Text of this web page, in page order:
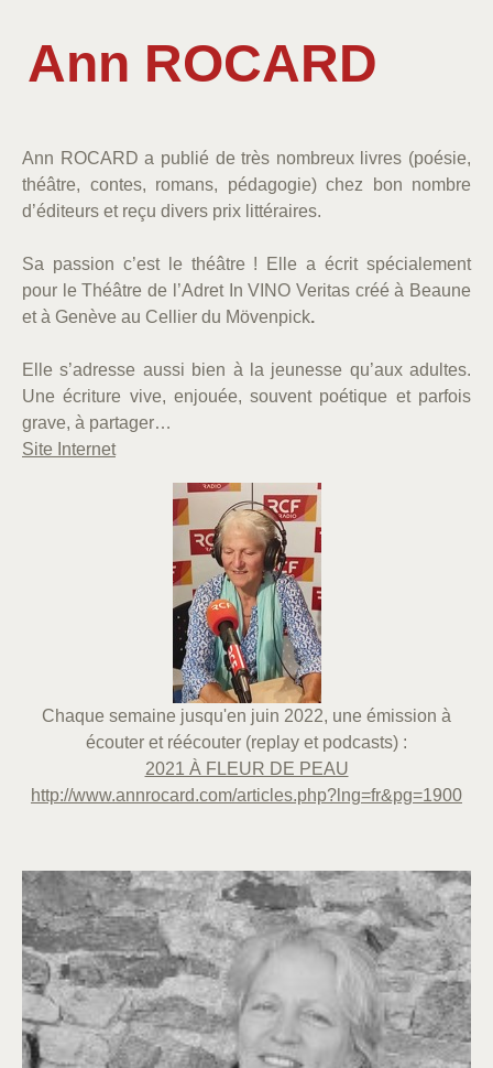
Ann ROCARD
Ann ROCARD a publié de très nombreux livres (poésie,
théâtre, contes, romans, pédagogie) chez bon nombre
d’éditeurs et reçu divers prix littéraires.
Sa passion c’est le théâtre ! Elle a écrit spécialement
pour le Théâtre de l’Adret In VINO Veritas créé à Beaune
et à Genève au Cellier du Mövenpick.
Elle s’adresse aussi bien à la jeunesse qu’aux adultes.
Une écriture vive, enjouée, souvent poétique et parfois
grave, à partager…
Site Internet
Chaque semaine jusqu'en juin 2022, une émission à
écouter et réécouter (replay et podcasts) :
2021 À FLEUR DE PEAU
http://www.annrocard.com/articles.php?lng=fr&pg=1900